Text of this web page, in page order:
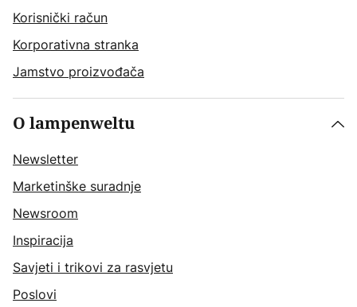
Korisnički račun
Korporativna stranka
Jamstvo proizvođača
O lampenweltu
Newsletter
Marketinške suradnje
Newsroom
Inspiracija
Savjeti i trikovi za rasvjetu
Poslovi